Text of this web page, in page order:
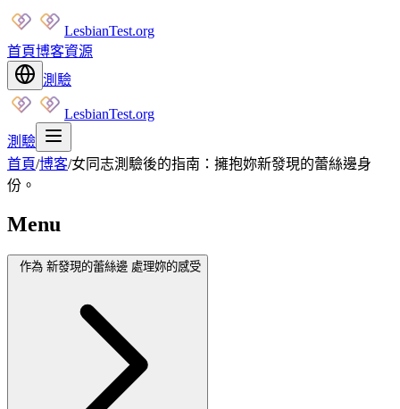
LesbianTest.org
首頁博客資源
測驗
LesbianTest.org
測驗
首頁/博客/女同志測驗後的指南：擁抱妳新發現的蕾絲邊身
份。
Menu
作為 新發現的蕾絲邊 處理妳的感受